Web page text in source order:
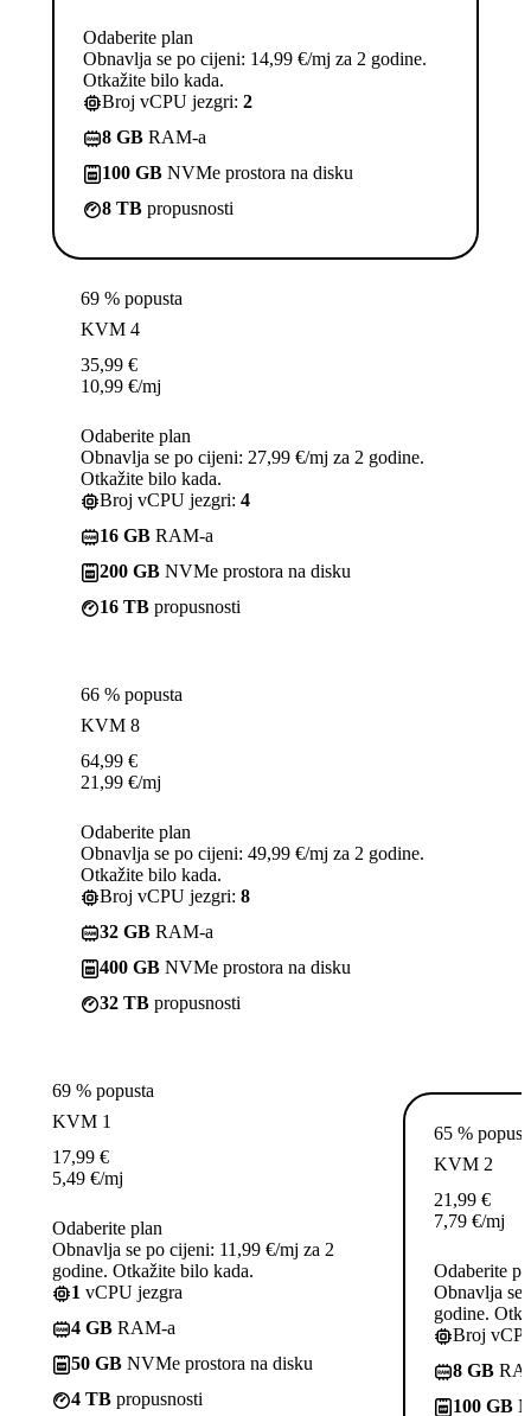
Odaberite plan
Obnavlja se po cijeni: 14,99 €/mj za 2 godine.
Otkažite bilo kada.
Broj vCPU jezgri: 2
8 GB RAM-a
100 GB NVMe prostora na disku
8 TB propusnosti
69 % popusta
KVM 4
35,99 €
10,99 €/mj
Odaberite plan
Obnavlja se po cijeni: 27,99 €/mj za 2 godine.
Otkažite bilo kada.
Broj vCPU jezgri: 4
16 GB RAM-a
200 GB NVMe prostora na disku
16 TB propusnosti
66 % popusta
KVM 8
64,99 €
21,99 €/mj
Odaberite plan
Obnavlja se po cijeni: 49,99 €/mj za 2 godine.
Otkažite bilo kada.
Broj vCPU jezgri: 8
32 GB RAM-a
400 GB NVMe prostora na disku
32 TB propusnosti
69 % popusta
KVM 1
17,99 €
5,49 €/mj
Odaberite plan
Obnavlja se po cijeni: 11,99 €/mj za 2
godine. Otkažite bilo kada.
1 vCPU jezgra
4 GB RAM-a
50 GB NVMe prostora na disku
4 TB propusnosti
65 %
KVM 2
21,99 €
7,79 €/mj
Odaberite
Obnavlja se
godine.
Broj
8 GB
100 GB